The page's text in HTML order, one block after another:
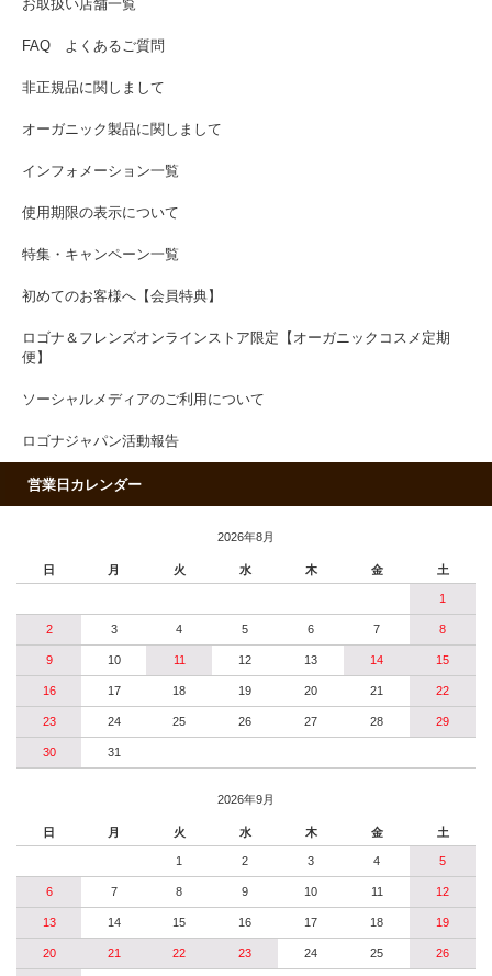
お取扱い店舗一覧
FAQ よくあるご質問
非正規品に関しまして
オーガニック製品に関しまして
インフォメーション一覧
使用期限の表示について
特集・キャンペーン一覧
初めてのお客様へ【会員特典】
ロゴナ＆フレンズオンラインストア限定【オーガニックコスメ定期
便】
ソーシャルメディアのご利用について
ロゴナジャパン活動報告
営業日カレンダー
2026年8月
日 月 火 水 木 金 土
1
2 3 4 5 6 7 8
9 10 11 12 13 14 15
16 17 18 19 20 21 22
23 24 25 26 27 28 29
30 31
2026年9月
日 月 火 水 木 金 土
1 2 3 4 5
6 7 8 9 10 11 12
13 14 15 16 17 18 19
20 21 22 23 24 25 26